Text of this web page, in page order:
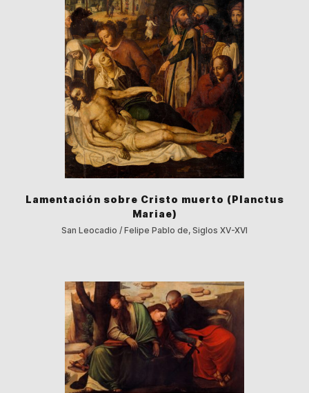
Lamentación sobre Cristo muerto (Planctus
Mariae)
San Leocadio / Felipe Pablo de, Siglos XV-XVI